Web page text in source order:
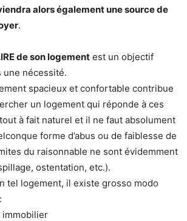
alors également une source de
.
de son logement est un objectif
une nécessité.
spacieux et confortable contribue
un logement qui réponde à ces
à fait naturel et il ne faut absolument
forme d’abus ou de faiblesse de
du raisonnable ne sont évidemment
ostentation, etc.).
tel logement, il existe grosso modo
immobilier